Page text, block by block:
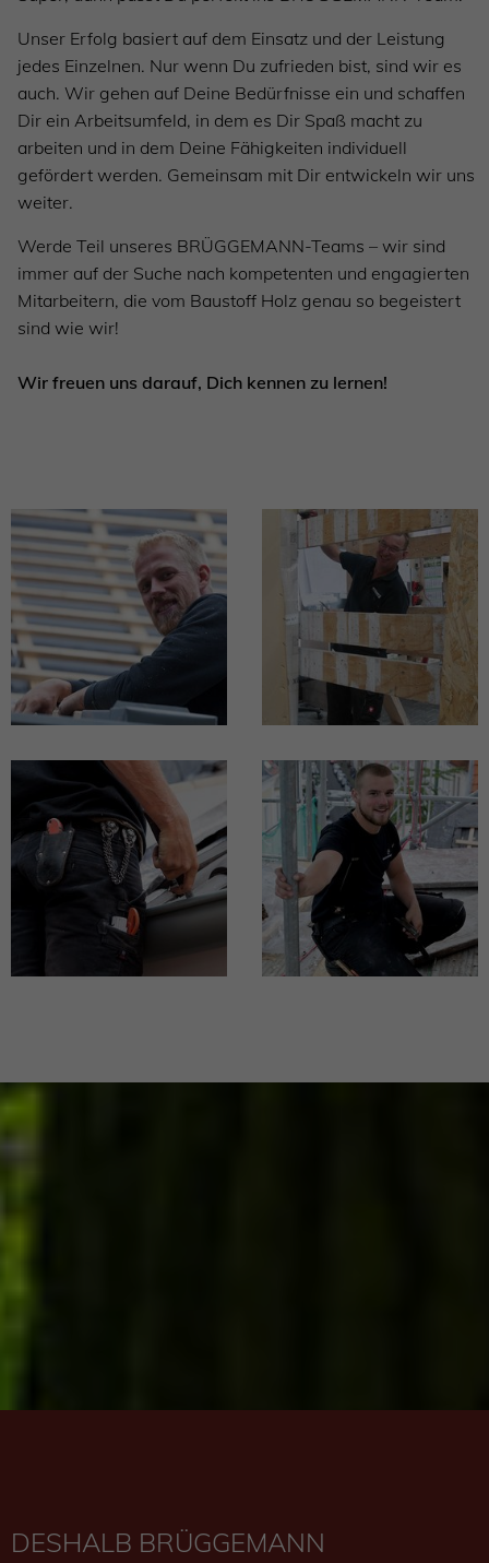
Unser Erfolg basiert auf dem Einsatz und der Leistung
jedes Einzelnen. Nur wenn Du zufrieden bist, sind wir es
auch. Wir gehen auf Deine Bedürfnisse ein und schaffen
Dir ein Arbeitsumfeld, in dem es Dir Spaß macht zu
arbeiten und in dem Deine Fähigkeiten individuell
gefördert werden. Gemeinsam mit Dir entwickeln wir uns
weiter.
Werde Teil unseres BRÜGGEMANN-Teams – wir sind
immer auf der Suche nach kompetenten und engagierten
Mitarbeitern, die vom Baustoff Holz genau so begeistert
sind wie wir!
Wir freuen uns darauf, Dich kennen zu lernen!
DESHALB BRÜGGEMANN